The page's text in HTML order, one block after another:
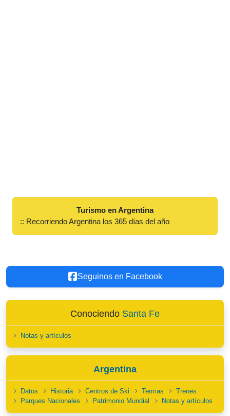
Turismo en Argentina
:: Recorriendo Argentina los 365 días del año
Seguinos en Facebook
Conociendo Santa Fe
Notas y artículos
Argentina
Datos Historia Centros de Ski Termas
Trenes
Parques Nacionales
Patrimonio Mundial Notas y artículos